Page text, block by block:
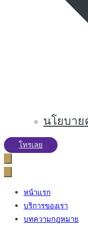
นโยบาย
โทรเลย
หน้าแรก
บริการของเรา
บทความกฎหมาย